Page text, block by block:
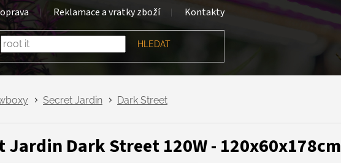
Reklamace a vratky zboží Kontakty
HLEDAT
Secret Jardin Dark Street
Jardin Dark Street 120W - 120x60x178cm